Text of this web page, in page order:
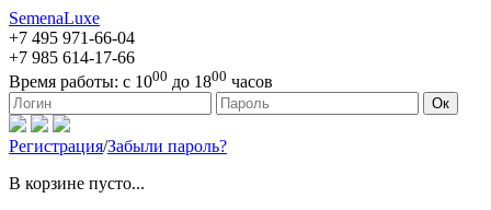
SemenaLuxe
+7 495 971-66-04
+7 985 614-17-66
Время работы: с 1000 до 1800 часов
127473, г. Москва, ул. Краснопролетарская, д. 16, стр. 1 Ок
Регистрация/Забыли пароль?
В корзине пусто...